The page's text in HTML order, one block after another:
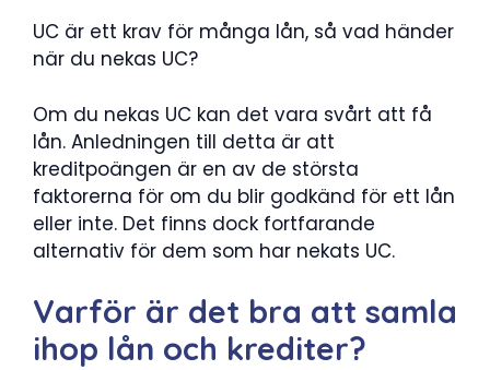
UC är ett krav för många lån, så vad händer
när du nekas UC?
Om du nekas UC kan det vara svårt att få
lån. Anledningen till detta är att
kreditpoängen är en av de största
faktorerna för om du blir godkänd för ett lån
eller inte. Det finns dock fortfarande
alternativ för dem som har nekats UC.
Varför är det bra att samla
ihop lån och krediter?